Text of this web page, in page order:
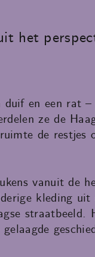
het
duif en een rat –
ze de
de restjes
vanuit de
kleding uit
straatbeeld.